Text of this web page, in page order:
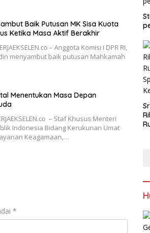
Baik Putusan MK Sisa Kuota
Ketika Masa Aktif Berakhir
– Anggota Komisi I DPR RI,
menyambut baik putusan Mahkamah
Menentukan Masa Depan
– Staf Khusus Menteri
Indonesia Bidang Kerukunan Umat
Keagamaan,…
*